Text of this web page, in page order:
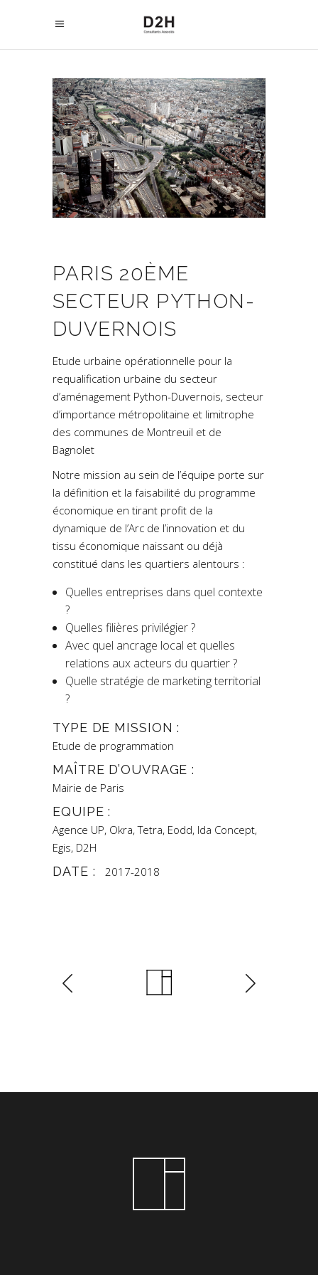
PARIS 20ÈME
SECTEUR PYTHON-
DUVERNOIS
Etude urbaine opérationnelle pour la
requalification urbaine du secteur
d’aménagement Python-Duvernois, secteur
d’importance métropolitaine et limitrophe
des communes de Montreuil et de
Bagnolet
Notre mission au sein de l’équipe porte sur
la définition et la faisabilité du programme
économique en tirant profit de la
dynamique de l’Arc de l’innovation et du
tissu économique naissant ou déjà
constitué dans les quartiers alentours :
Quelles entreprises dans quel contexte
?
Quelles filières privilégier ?
Avec quel ancrage local et quelles
relations aux acteurs du quartier ?
Quelle stratégie de marketing territorial
?
TYPE DE MISSION :
Etude de programmation
MAÎTRE D’OUVRAGE :
Mairie de Paris
EQUIPE :
Agence UP, Okra, Tetra, Eodd, Ida Concept,
Egis, D2H
DATE : 2017-2018